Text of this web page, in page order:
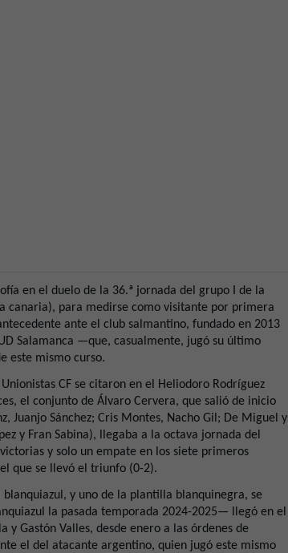
en el duelo de la 36.ª jornada del grupo I de la
canaria), para medirse como visitante por primera
ante el club salmantino, fundado en 2013
Salamanca —que, casualmente, jugó su último
este mismo curso.
CF se citaron en el Heliodoro Rodríguez
el conjunto de Álvaro Cervera, que salió de inicio
Juanjo Sánchez; Cris Montes, Nacho Gil; De Miguel y
y Fran Sabina), llegaba a la octava jornada del
y solo un empate en los siete primeros
que se llevó el triunfo (0-2).
y uno de la plantilla blanquinegra, se
la pasada temporada 2024-2025— llegó en el
y Gastón Valles, desde enero a las órdenes de
el del atacante argentino, quien jugó este mismo